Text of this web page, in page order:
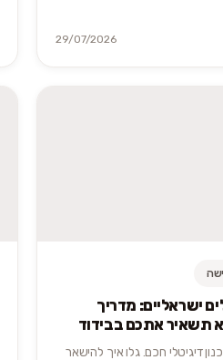
29/07/2026
ישראליים: מדריך
תשאיר אתכם בבידוד
דיגיטלי חכם. גלו איך להישאר